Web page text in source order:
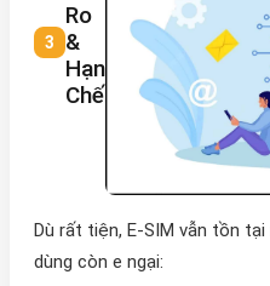
Ro
&
Hạn
Chế
Dù rất tiện, E-SIM vẫn tồn
dùng còn e ngại: